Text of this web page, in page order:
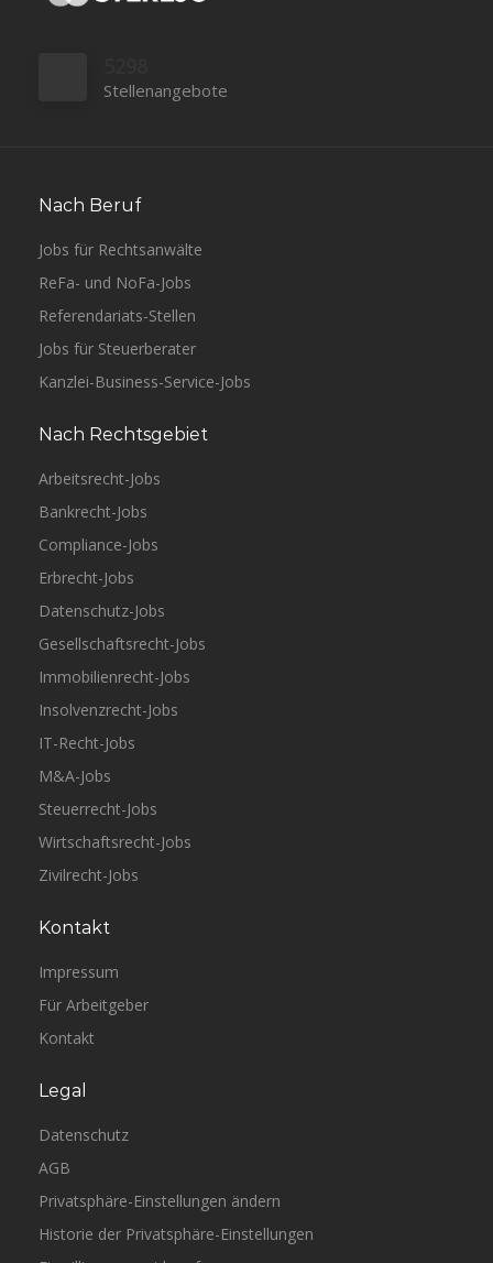
Stellenangebote
Nach Beruf
Jobs für Rechtsanwälte
ReFa- und NoFa-Jobs
Referendariats-Stellen
Jobs für Steuerberater
Kanzlei-Business-Service-Jobs
Nach Rechtsgebiet
Arbeitsrecht-Jobs
Bankrecht-Jobs
Compliance-Jobs
Erbrecht-Jobs
Datenschutz-Jobs
Gesellschaftsrecht-Jobs
Immobilienrecht-Jobs
Insolvenzrecht-Jobs
IT-Recht-Jobs
M&A-Jobs
Steuerrecht-Jobs
Wirtschaftsrecht-Jobs
Zivilrecht-Jobs
Kontakt
Impressum
Für Arbeitgeber
Kontakt
Legal
Datenschutz
AGB
Privatsphäre-Einstellungen ändern
Historie der Privatsphäre-Einstellungen